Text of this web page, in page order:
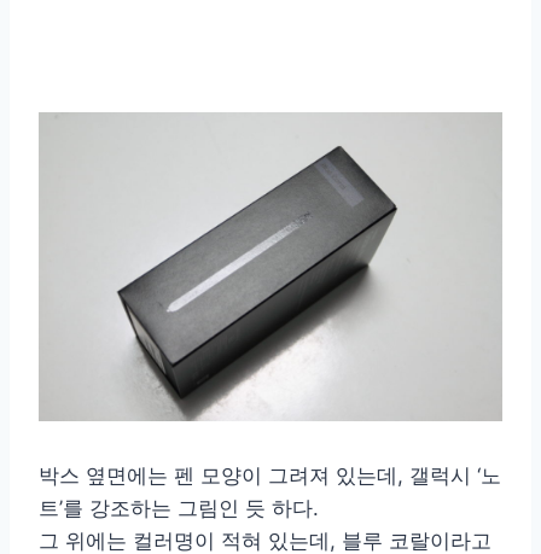
박스 옆면에는 펜 모양이 그려져 있는데, 갤럭시 ‘노
트’를 강조하는 그림인 듯 하다.
그 위에는 컬러명이 적혀 있는데, 블루 코랄이라고